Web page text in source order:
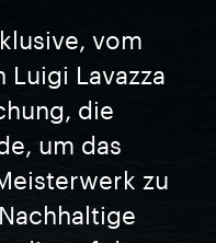
vom
Luigi Lavazza
die
um das
zu